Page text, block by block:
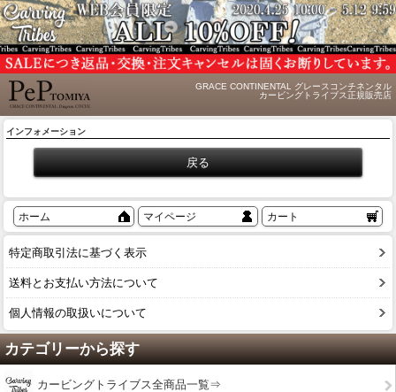
GRACE CONTINENTAL グレースコンチネンタル
カービングトライブス正規販売店
インフォメーション
ホーム マイページ カート
特定商取引法に基づく表示
送料とお支払い方法について
個人情報の取扱いについて
カテゴリーから探す
カービングトライブス全商品一覧⇒